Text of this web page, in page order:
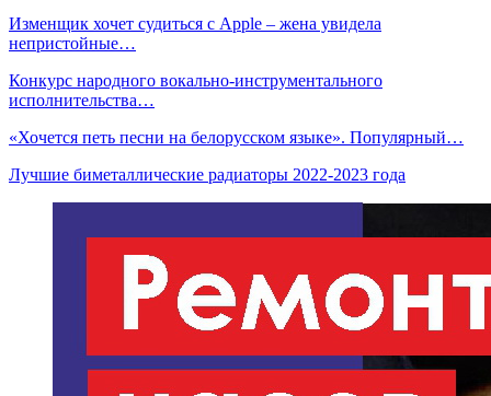
Изменщик хочет судиться с Apple – жена увидела
непристойные…
Конкурс народного вокально-инструментального
исполнительства…
«Хочется петь песни на белорусском языке». Популярный…
Лучшие биметаллические радиаторы 2022-2023 года